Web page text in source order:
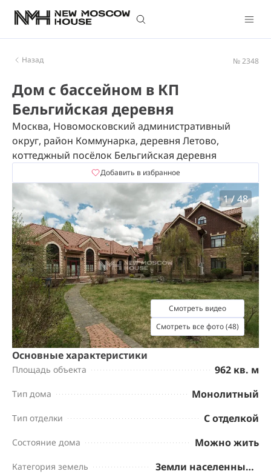
Назад № 2348
Дом с бассейном в КП
Бельгийская деревня
Москва, Новомосковский административный
округ, район Коммунарка, деревня Летово,
коттеджный посёлок Бельгийская деревня
Добавить в избранное
1/48
Смотреть видео
Смотреть все фото (48)
Основные характеристики
Площадь объекта 962 кв. м
Тип дома Монолитный
Тип отделки С отделкой
Состояние дома Можно жить
Категория земель Земли населенных пунктов